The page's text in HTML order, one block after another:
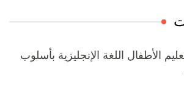
الأطفال اللغة الإنجليزية بأسلوب